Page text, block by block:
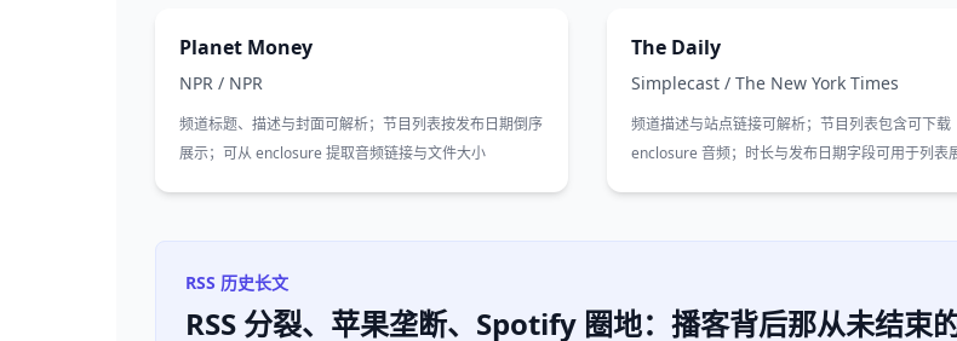
Planet Money
NPR / NPR
频道标题、描述与封面可解析；节目列表按发布日期倒序
展示；可从 enclosure 提取音频链接与文件大小
The Daily
Simplecast /The New York Times
频道描述与站点链接可解析；节目列表包含可下载
enclosure 音频；时长与发布日期字段可用于列表
RSS 历史长文
RSS 分裂、苹果垄断、Spotify 圈地：播客背后那从未结束